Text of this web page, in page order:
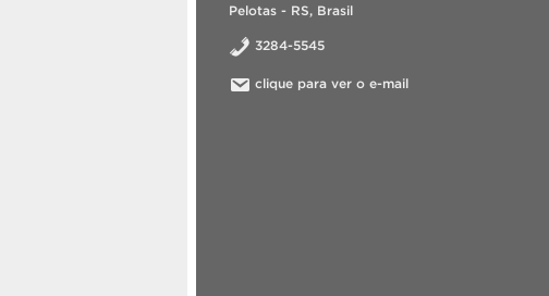
Pelotas - RS, Brasil
3284-5545
clique para ver o e-mail